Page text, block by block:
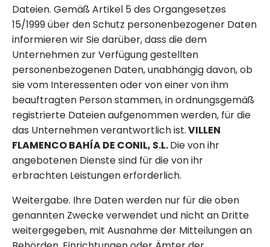
Dateien. Gemäß Artikel 5 des Organgesetzes
15/1999 über den Schutz personenbezogener Daten
informieren wir Sie darüber, dass die dem
Unternehmen zur Verfügung gestellten
personenbezogenen Daten, unabhängig davon, ob
sie vom Interessenten oder von einer von ihm
beauftragten Person stammen, in ordnungsgemäß
registrierte Dateien aufgenommen werden, für die
das Unternehmen verantwortlich ist.VILLEN
FLAMENCO BAHÍA DE CONIL, S.L.Die von ihr
angebotenen Dienste sind für die von ihr
erbrachten Leistungen erforderlich.
Weitergabe. Ihre Daten werden nur für die oben
genannten Zwecke verwendet und nicht an Dritte
weitergegeben, mit Ausnahme der Mitteilungen an